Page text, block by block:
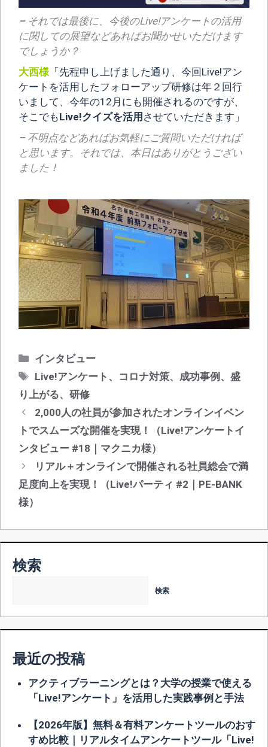
– それでは最後に、今後のLive!アンケートの活用
に関しての展望などあればお聞かせいただけます
でしょうか？
大西様 「先程申し上げました通り、今回Live!アン
ケートを活用したフォローアップ研修は年２回行
いまして、今年の12月にも開催されるのですが、
そこでもLive!クイズを活用 させていただきます」
– 不明点などあればお気軽にご質問いただければ
と思います。それでは、本日はありがとうござい
ました！
カ
テ
ゴ
リ
ー
インタビュー
タ
グ
Live!アンケート 、 コロナ対策、 成功事例 、盛
り上がる、 研修
投
稿
ビ
ゲ
ー
シ
ン
2,000人の社員が参加されたオンラインイベン
トでスムーズな開催を実現！（Live!アンケートイ
ンタビュー #18｜マクニカ様）
リアル＋オンラインで開催される社員総会で満
足度向上を実現！（Live!パーティ #2｜PE-BANK
様）
検索
検索
最近の投稿
アクティブラーニングとは？大学の授業で使える
「Live!アンケート」を活用した実践事例と手法
【2026年版】無料＆有料アンケートツールのおす
すめ比較｜リアルタイムアンケートツール「Live!